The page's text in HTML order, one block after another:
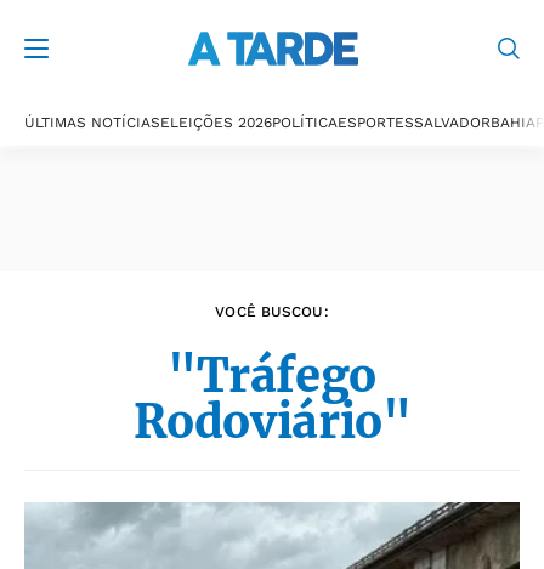
ÚLTIMAS NOTÍCIASELEIÇÕES 2026POLÍTICAESPORTESSALVADORBAHIA
VOCÊ BUSCOU:
"Tráfego
Rodoviário"